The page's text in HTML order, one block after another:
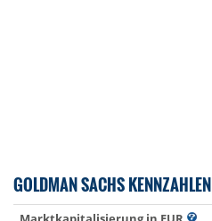
GOLDMAN SACHS KENNZAHLEN